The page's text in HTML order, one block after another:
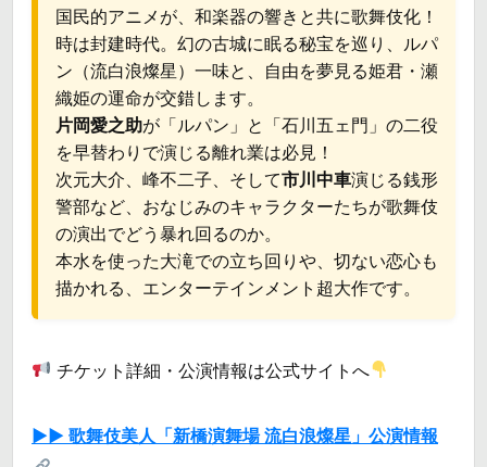
国民的アニメが、和楽器の響きと共に歌舞伎化！
時は封建時代。幻の古城に眠る秘宝を巡り、ルパ
ン（流白浪燦星）一味と、自由を夢見る姫君・瀬
織姫の運命が交錯します。
片岡愛之助が「ルパン」と「石川五ェ門」の二役
を早替わりで演じる離れ業は必見！
次元大介、峰不二子、そして市川中車演じる銭形
警部など、おなじみのキャラクターたちが歌舞伎
の演出でどう暴れ回るのか。
本水を使った大滝での立ち回りや、切ない恋心も
描かれる、エンターテインメント超大作です。
チケット詳細・公演情報は公式サイトへ
▶▶ 歌舞伎美人「新橋演舞場 流白浪燦星」公演情報